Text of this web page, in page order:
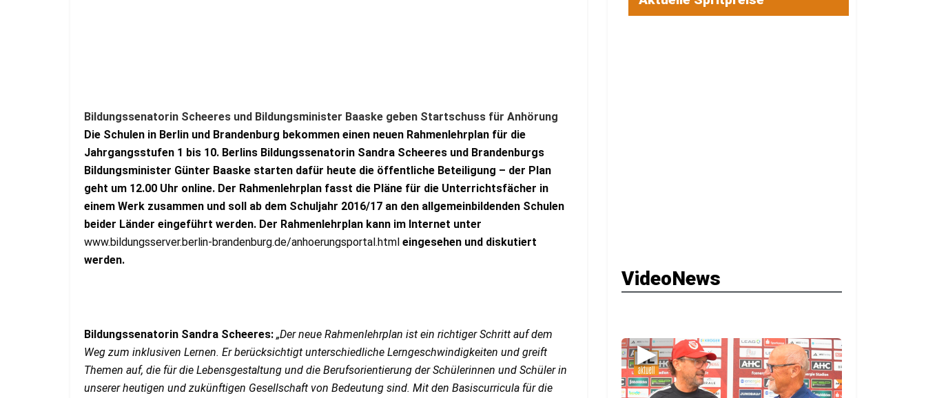
Bildungssenatorin Scheeres und Bildungsminister Baaske geben Startschuss für Anhörung
Die Schulen in Berlin und Brandenburg bekommen einen neuen Rahmenlehrplan für die
Jahrgangsstufen 1 bis 10. Berlins Bildungssenatorin Sandra Scheeres und Brandenburgs
Bildungsminister Günter Baaske starten dafür heute die öffentliche Beteiligung – der Plan
geht um 12.00 Uhr online. Der Rahmenlehrplan fasst die Pläne für die Unterrichtsfächer in
einem Werk zusammen und soll ab dem Schuljahr 2016/17 an den allgemeinbildenden Schulen
beider Länder eingeführt werden. Der Rahmenlehrplan kann im Internet unter
www.bildungsserver.berlin-brandenburg.de/anhoerungsportal.html eingesehen und diskutiert
werden.
Bildungssenatorin Sandra Scheeres: „Der neue Rahmenlehrplan ist ein richtiger Schritt auf dem
Weg zum inklusiven Lernen. Er berücksichtigt unterschiedliche Lerngeschwindigkeiten und greift
Themen auf, die für die Lebensgestaltung und die Berufsorientierung der Schülerinnen und Schüler in
unserer heutigen und zukünftigen Gesellschaft von Bedeutung sind. Mit den Basiscurricula für die
VideoNews
▶